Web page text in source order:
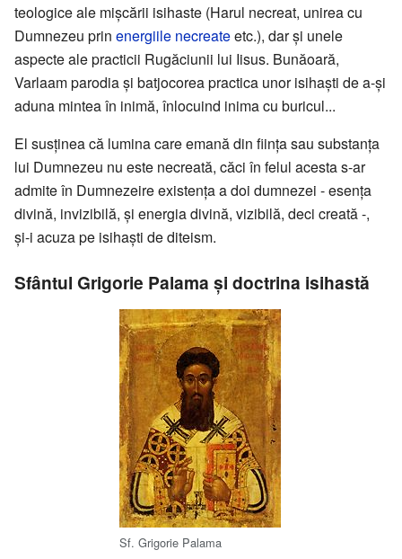
teologice ale mișcării isihaste (Harul necreat, unirea cu
Dumnezeu prin energiile necreateetc.), dar și unele
aspecte ale practicii Rugăciunii lui Iisus. Bunăoară,
Varlaam parodia și batjocorea practica unor isihaști de a-și
aduna mintea în inimă, înlocuind inima cu buricul...
El susținea că lumina care emană din ființa sau substanța
lui Dumnezeu nu este necreată, căci în felul acesta s-ar
admite în Dumnezeire existența a doi dumnezei - esența
divină, invizibilă, și energia divină, vizibilă, deci creată -,
și-i acuza pe isihaști de diteism.
Sfântul Grigorie Palama și doctrina isihastă
Sf. Grigorie Palama